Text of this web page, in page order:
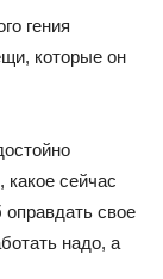
гения
которые он
какое сейчас
свое
надо, а